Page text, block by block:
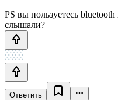
PS вы пользуетесь
слышали?
Ответить